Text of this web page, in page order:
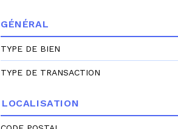
GÉNÉRAL
TYPE DE BIEN
TYPE DE TRANSACTION
LOCALISATION